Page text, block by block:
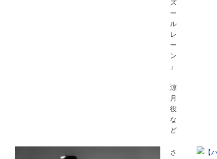
ー
ル
レ
ー
ン
」
涼
月
役
な
ど
さ